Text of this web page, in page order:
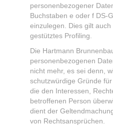
personenbezogener
Buchstaben e oder f DS-
einzulegen. Dies gilt
gestütztes Profiling.
Die Hartmann
personenbezogenen
nicht mehr, es sei denn,
schutzwürdige Gründe
die den Interessen,
betroffenen Person
dient der
von Rechtsansprüchen.